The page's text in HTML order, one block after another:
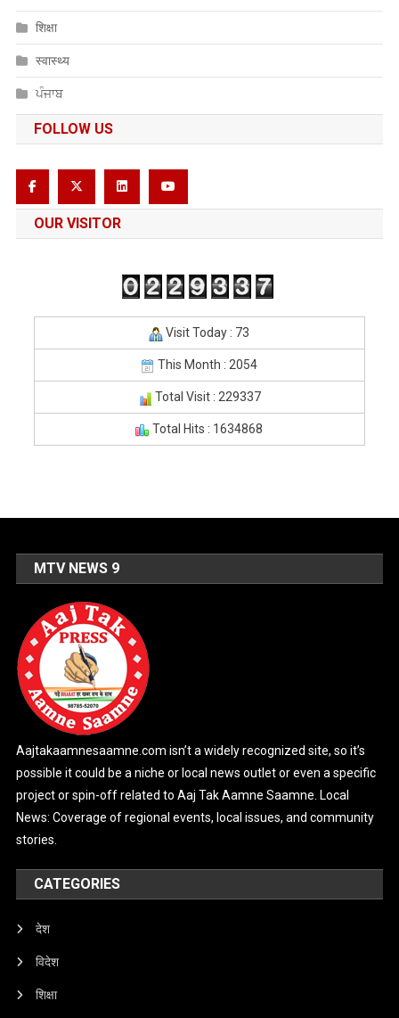
शिक्षा
स्वास्थ्य
ਪੰਜਾਬ
FOLLOW US
OUR VISITOR
Visit Today : 73
This Month : 2054
Total Visit : 229337
Total Hits : 1634868
MTV NEWS 9
Aajtakaamnesaamne.com isn’t a widely recognized site, so it’s
possible it could be a niche or local news outlet or even a specific
project or spin-off related to Aaj Tak Aamne Saamne. Local
News: Coverage of regional events, local issues, and community
stories.
CATEGORIES
देश
विदेश
शिक्षा